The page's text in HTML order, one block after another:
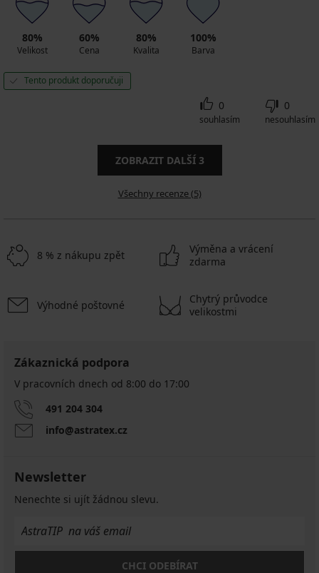
80%
Velikost
60%
Cena
80%
Kvalita
100%
Barva
Tento produkt doporučuji
0
souhlasím
0
nesouhlasím
ZOBRAZIT DALŠÍ 3
Všechny recenze (5)
8 % z nákupu zpět
Výměna a vrácení
zdarma
Výhodné poštovné
Chytrý průvodce
velikostmi
Zákaznická podpora
V pracovních dnech od 8:00 do 17:00
491 204 304
info@astratex.cz
Newsletter
Nenechte si ujít žádnou slevu.
CHCI ODEBÍRAT